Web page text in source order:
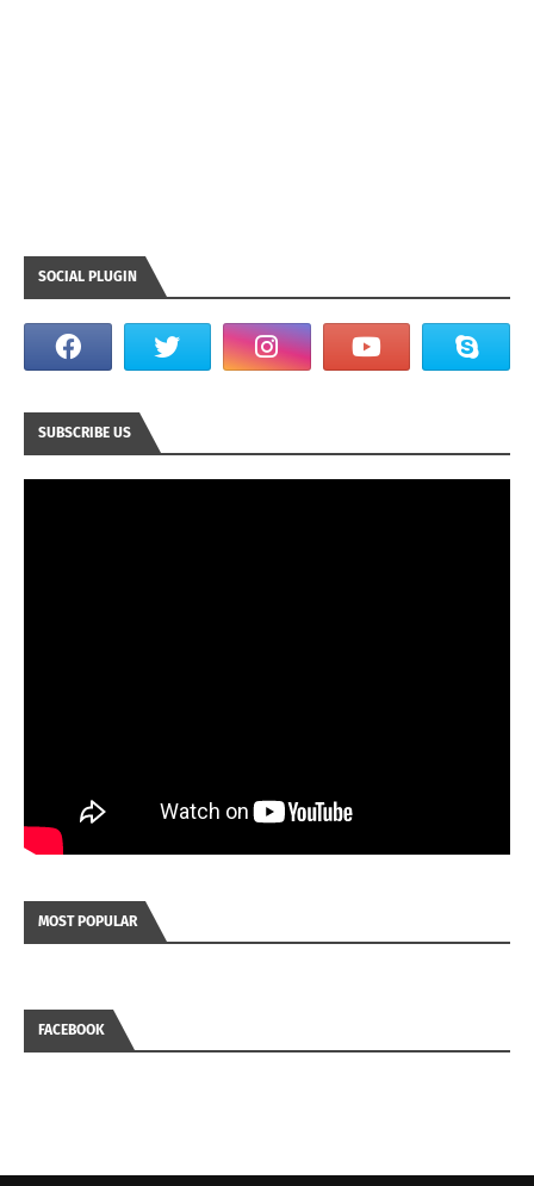
SOCIAL PLUGIN
SUBSCRIBE US
MOST POPULAR
FACEBOOK